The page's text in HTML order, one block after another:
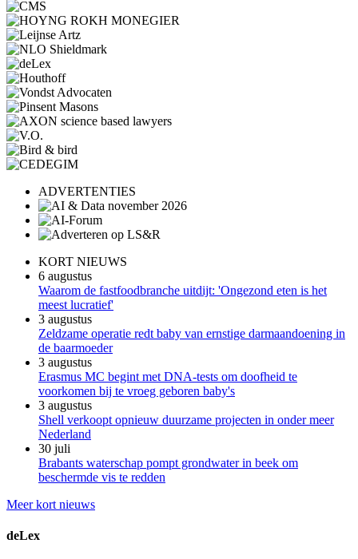
ADVERTENTIES
KORT NIEUWS
6 augustus
Waarom de fastfoodbranche uitdijt: 'Ongezond eten is het
meest lucratief'
3 augustus
Zeldzame operatie redt baby van ernstige darmaandoening in
de baarmoeder
3 augustus
Erasmus MC begint met DNA-tests om doofheid te
voorkomen bij te vroeg geboren baby's
3 augustus
Shell verkoopt opnieuw duurzame projecten in onder meer
Nederland
30 juli
Brabants waterschap pompt grondwater in beek om
beschermde vis te redden
Meer kort nieuws
deLex